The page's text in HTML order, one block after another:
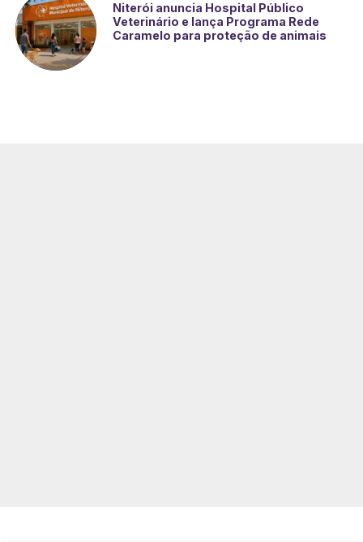
Niterói anuncia Hospital Público
Veterinário e lança Programa Rede
Caramelo para proteção de animais